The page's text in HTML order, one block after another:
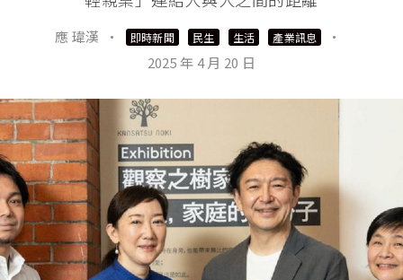
應 瑋漢 · 即時新聞 民生 生活 產業訊息
·
2025 年 4 月 20 日